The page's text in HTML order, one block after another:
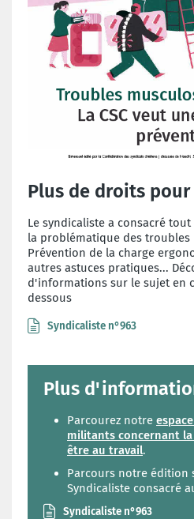
Plus de droits
Le syndicaliste a consacré
la problématique des
Prévention de la charge
autres astuces pratiques...
d'informations sur le sujet en
dessous
Syndicaliste n°963
Plus
Parcourez notre
militants concernant
être au travail.
Parcours notre édition
Syndicaliste consacré
Syndicaliste n°963